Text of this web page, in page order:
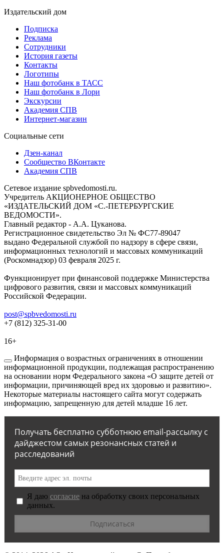
Издательский дом
Подписка
Реклама
Сотрудники
История газеты
Контакты
Логотипы
Наш фотобанк в ТАСС
Наш фотобанк в Лори
Экскурсии
Академия СПВ
Интернет-магазин
Социальные сети
Дзен-канал
Сообщество ВКонтакте
Академия СПВ
Сетевое издание spbvedomosti.ru.
Учредитель АКЦИОНЕРНОЕ ОБЩЕСТВО
«ИЗДАТЕЛЬСКИЙ ДОМ «С.-ПЕТЕРБУРГСКИЕ
ВЕДОМОСТИ».
Главный редактор - А.А. Цуканова.
Регистрационное свидетельство Эл № ФС77-89047
выдано Федеральной службой по надзору в сфере связи,
информационных технологий и массовых коммуникаций
(Роскомнадзор) 03 февраля 2025 г.
Функционирует при финансовой поддержке Министерства
цифрового развития, связи и массовых коммуникаций
Российской Федерации.
post@spbvedomosti.ru
+7 (812) 325-31-00
16+
Информация о возрастных ограничениях в отношении
информационной продукции, подлежащая распространению
на основании норм Федерального закона «О защите детей от
информации, причиняющей вред их здоровью и развитию».
Некоторые материалы настоящего сайта могут содержать
информацию, запрещенную для детей младше 16 лет.
Получать бесплатно субботнюю email-рассылку с
дайджестом самых резонансных статей и
расследований
Я даю согласие на обработку своих персональных
данных.